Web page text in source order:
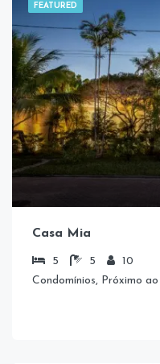
FEATURED
Casa Mia
5 5
10
Condomínios, Próximo